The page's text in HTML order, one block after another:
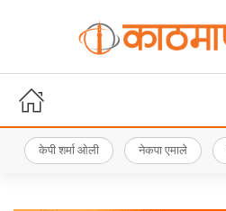
केपी शर्मा ओली नेकपा एमाले